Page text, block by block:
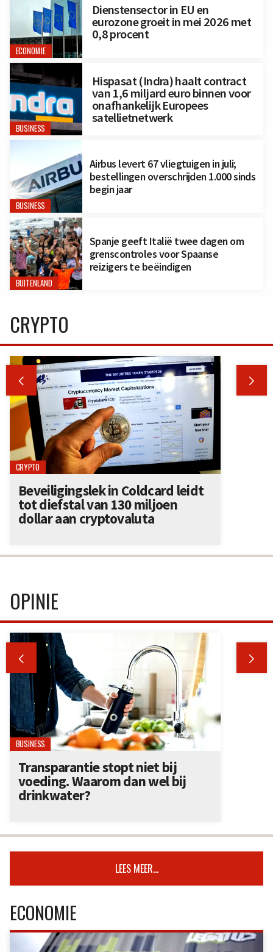
ECONOMIE
Dienstensector in EU en
eurozone groeit in mei 2026 met
0,8 procent
BUSINESS
Hispasat (Indra) haalt contract
van 1,6 miljard euro binnen voor
onafhankelijk Europees
satellietnetwerk
BUSINESS
Airbus levert 67 vliegtuigen in juli;
bestellingen overschrijden 1.000 sinds
begin jaar
BUITENLAND
Spanje geeft Italië twee dagen om
grenscontroles voor Spaanse
reizigers te beëindigen
CRYPTO
 
CRYPTO
Beveiligingslek in Coldcard leidt
tot diefstal van 130 miljoen
dollar aan cryptovaluta
OPINIE
 
BUSINESS
Transparantie stopt niet bij
voeding. Waarom dan wel bij
drinkwater?
LEES MEER...
ECONOMIE